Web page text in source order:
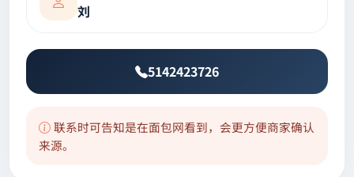
刘
5142423726
联系时可告知是在面包网看到，会更方便商家确认
来源。